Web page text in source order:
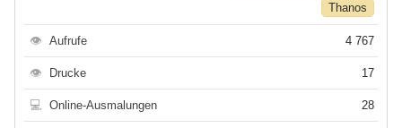
Thanos
👁 Aufrufe 4 767
👁 Drucke 17
💻 Online-Ausmalungen 28